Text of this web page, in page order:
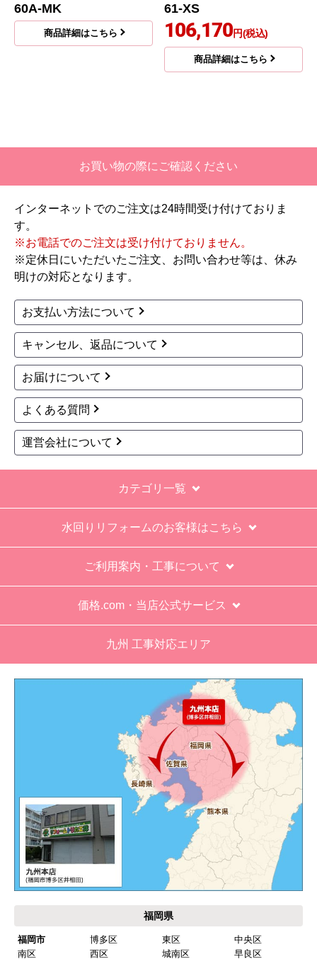
60A-MK
商品詳細はこちら
61-XS
106,170円(税込)
商品詳細はこちら
お買い物の際にご確認ください
インターネットでのご注文は24時間受け付けておりま
す。
※お電話でのご注文は受け付けておりません。
※定休日にいただいたご注文、お問い合わせ等は、休み
明けの対応となります。
お支払い方法について
キャンセル、返品について
お届けについて
よくある質問
運営会社について
カテゴリ一覧
水回りリフォームのお客様はこちら
ご利用案内・工事について
価格.com・当店公式サービス
九州 工事対応エリア
福岡県
福岡市 博多区 東区
中央区
南区
西区 城南区
早良区